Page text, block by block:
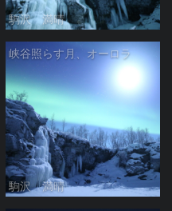
駒沢 満晴
峡谷照らす月、オーロラ
駒沢 満晴